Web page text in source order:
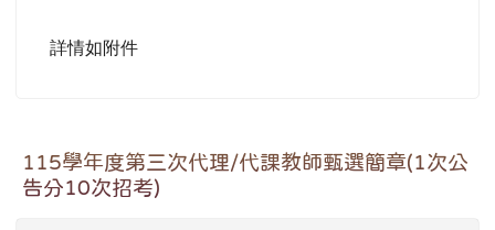
詳情如附件
115學年度第三次代理/代課教師甄選簡章(1次公
告分10次招考)